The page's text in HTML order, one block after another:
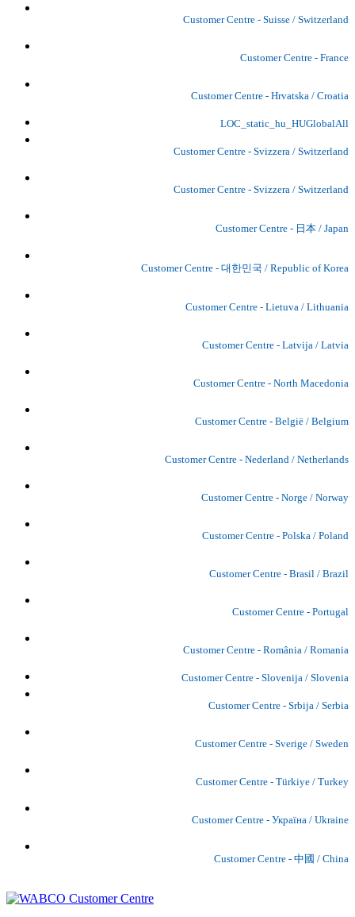
Customer Centre - Suisse / Switzerland
Customer Centre - France
Customer Centre - Hrvatska / Croatia
LOC_static_hu_HUGlobalAll
Customer Centre - Svizzera / Switzerland
Customer Centre - Svizzera / Switzerland
Customer Centre - 日本 / Japan
Customer Centre - 대한민국 / Republic of Korea
Customer Centre - Lietuva / Lithuania
Customer Centre - Latvija / Latvia
Customer Centre - North Macedonia
Customer Centre - België / Belgium
Customer Centre - Nederland / Netherlands
Customer Centre - Norge / Norway
Customer Centre - Polska / Poland
Customer Centre - Brasil / Brazil
Customer Centre - Portugal
Customer Centre - România / Romania
Customer Centre - Slovenija / Slovenia
Customer Centre - Srbija / Serbia
Customer Centre - Sverige / Sweden
Customer Centre - Türkiye / Turkey
Customer Centre - Україна / Ukraine
Customer Centre - 中國 / China